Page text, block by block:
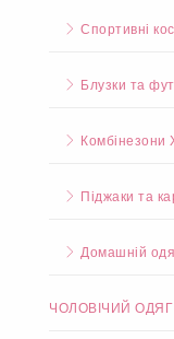
Спортивні
Блузки та
Комбінезони
Піджаки та
Домашній
ЧОЛОВІЧИЙ ОДЯГ